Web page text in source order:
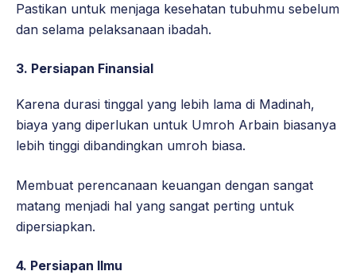
Pastikan untuk menjaga kesehatan tubuhmu sebelum
dan selama pelaksanaan ibadah.
3. Persiapan Finansial
Karena durasi tinggal yang lebih lama di Madinah,
biaya yang diperlukan untuk Umroh Arbain biasanya
lebih tinggi dibandingkan umroh biasa.
Membuat perencanaan keuangan dengan sangat
matang menjadi hal yang sangat perting untuk
dipersiapkan.
4. Persiapan Ilmu